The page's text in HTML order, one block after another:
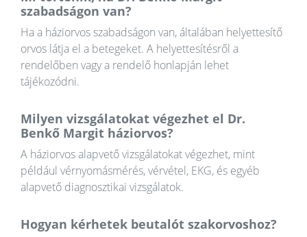
szabadságon van?
Ha a háziorvos szabadságon van, általában helyettesítő
orvos látja el a betegeket. A helyettesítésről a
rendelőben vagy a rendelő honlapján lehet
tájékozódni.
Milyen vizsgálatokat végezhet el Dr.
Benkő Margit háziorvos?
A háziorvos alapvető vizsgálatokat végezhet, mint
például vérnyomásmérés, vérvétel, EKG, és egyéb
alapvető diagnosztikai vizsgálatok.
Hogyan kérhetek beutalót szakorvoshoz?